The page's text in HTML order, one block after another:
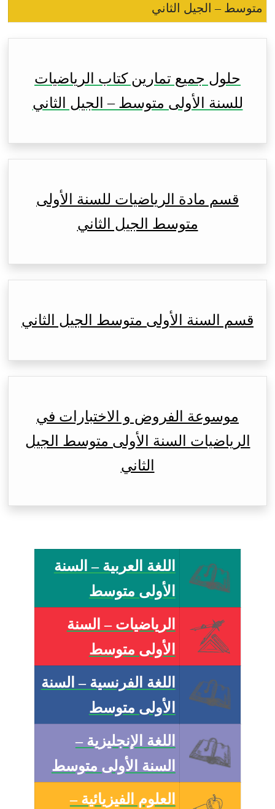
متوسط – الجيل الثاني
حلول جميع تمارين كتاب الرياضيات
للسنة الأولى متوسط – الجيل الثاني
قسم مادة الرياضيات للسنة الأولى
متوسط الجيل الثاني
قسم السنة الأولى متوسط الجيل الثاني
موسوعة الفروض و الاختبارات في
الرياضيات السنة الأولى متوسط الجيل
الثاني
اللغة العربية – السنة
الأولى متوسط
الرياضيات – السنة
الأولى متوسط
اللغة الفرنسية – السنة
الأولى متوسط
اللغة الإنجليزية –
السنة الأولى متوسط
العلوم الفيزيائية –